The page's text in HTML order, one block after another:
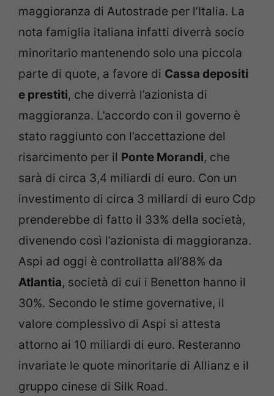
maggioranza di Autostrade per l’Italia. La
nota famiglia italiana infatti diverrà socio
minoritario mantenendo solo una piccola
parte di quote, a favore di Cassa depositi
e prestiti, che diverrà l’azionista di
maggioranza. L’accordo con il governo è
stato raggiunto con l’accettazione del
risarcimento per il Ponte Morandi, che
sarà di circa 3,4 miliardi di euro. Con un
investimento di circa 3 miliardi di euro Cdp
prenderebbe di fatto il 33% della società,
divenendo così l’azionista di maggioranza.
Aspi ad oggi è controllatta all’88% da
Atlantia, società di cui i Benetton hanno il
30%. Secondo le stime governative, il
valore complessivo di Aspi si attesta
attorno ai 10 miliardi di euro. Resteranno
invariate le quote minoritarie di Allianz e il
gruppo cinese di Silk Road.